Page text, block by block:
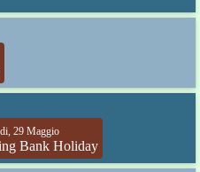
29 Maggio
Bank Holiday